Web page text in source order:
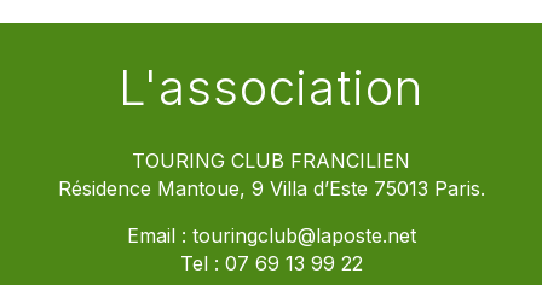
L'association
TOURING CLUB FRANCILIEN
Résidence Mantoue, 9 Villa d’Este 75013 Paris.
Email : touringclub@laposte.net
Tel : 07 69 13 99 22